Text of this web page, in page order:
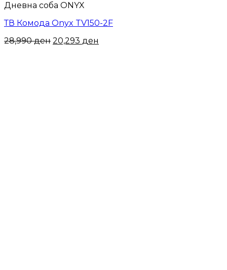
Дневна соба ONYX
ТВ Комода Onyx TV150-2F
28,990ден 20,293 ден